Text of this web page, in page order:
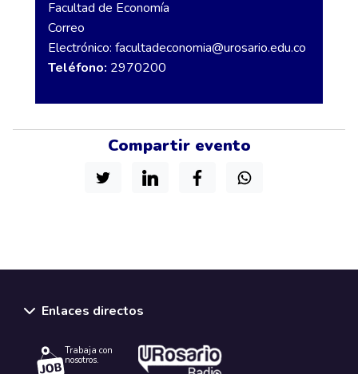
Facultad de Economía
Correo
Electrónico: facultadeconomia@urosario.edu.co
Teléfono: 2970200
Compartir evento
Enlaces directos
Trabaja con
nosotros.